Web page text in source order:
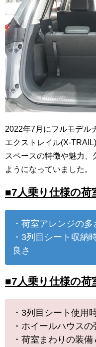
2022年7月にフルモデル
エクストレイル(X-
スペースの特徴や魅力
ようになっていました。
■7人乗り仕様の荷
・荷室アレンジの多
・3列目シート収納
良さ
■7人乗り仕様の荷
・3列目シート使用
・ホイールハウス
・荷室まわりの装